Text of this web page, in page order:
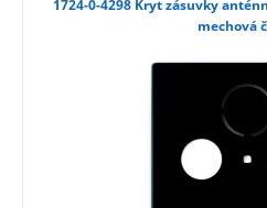
1724-0-4298 Kryt zásuvky anténní univerzální s 2 (3) otvory,
mechová